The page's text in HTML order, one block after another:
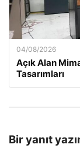
04/08/2026
Açık Alan
Tasarımları
Bir yanıt